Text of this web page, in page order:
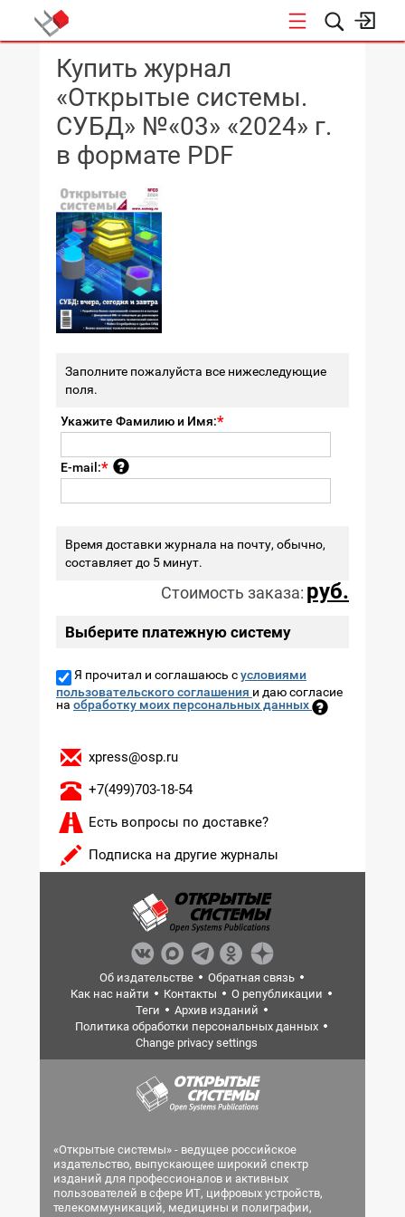
КОНФЕРЕНЦИИ
Купить журнал
«Открытые системы.
СУБД» №«03» «2024» г.
в формате PDF
Заполните пожалуйста все нижеследующие
поля.
Укажите Фамилию и Имя:
E-mail:
Время доставки журнала на почту, обычно,
составляет до 5 минут.
Стоимость заказа: руб.
Выберите платежную систему
Я прочитал и соглашаюсь сусловиями
пользовательского соглашения и даю согласие
на обработку моих персональных данных
xpress@osp.ru
+7(499)703-18-54
Есть вопросы по доставке?
Подписка на другие журналы
Об издательстве
Обратная связь
Как нас найти
Контакты
О републикации
Теги
Архив изданий
Политика обработки персональных данных
Change privacy settings
«Открытые системы» - ведущее российское
издательство, выпускающее широкий спектр
изданий для профессионалов и активных
пользователей в сфере ИТ, цифровых устройств,
телекоммуникаций, медицины и полиграфии,